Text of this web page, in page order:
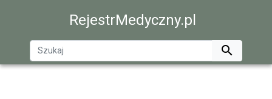
RejestrMedyczny.pl
